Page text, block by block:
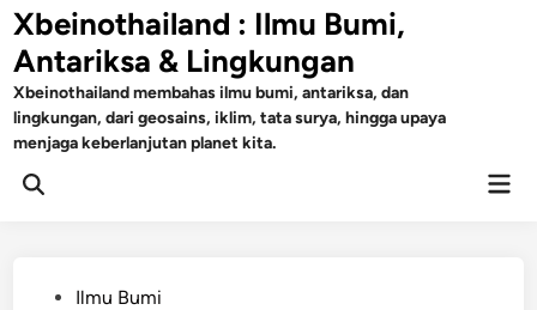
Skip
to
content
Xbeinothailand : Ilmu Bumi,
Antariksa & Lingkungan
Xbeinothailand membahas ilmu bumi, antariksa, dan
lingkungan, dari geosains, iklim, tata surya, hingga upaya
menjaga keberlanjutan planet kita.
Open
PostedIlmu Bumi